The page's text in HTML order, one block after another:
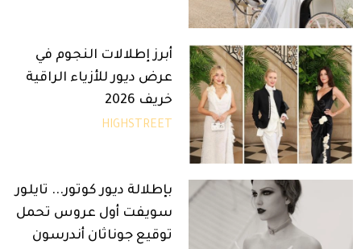
أبرز إطلالات النجوم في
عرض ديور للأزياء الراقية
خريف 2026
HIGHSTREET
بإطلالة ديور كوتور... تايلور
سويفت أول عروس تحمل
توقيع جوناثان أندرسون